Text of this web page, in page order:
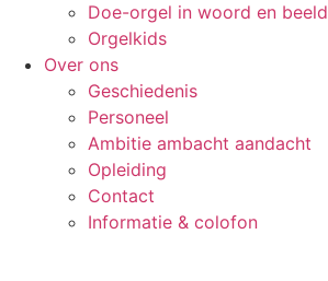
Doe-orgel in woord en beeld
Orgelkids
Over ons
Geschiedenis
Personeel
Ambitie ambacht aandacht
Opleiding
Contact
Informatie & colofon